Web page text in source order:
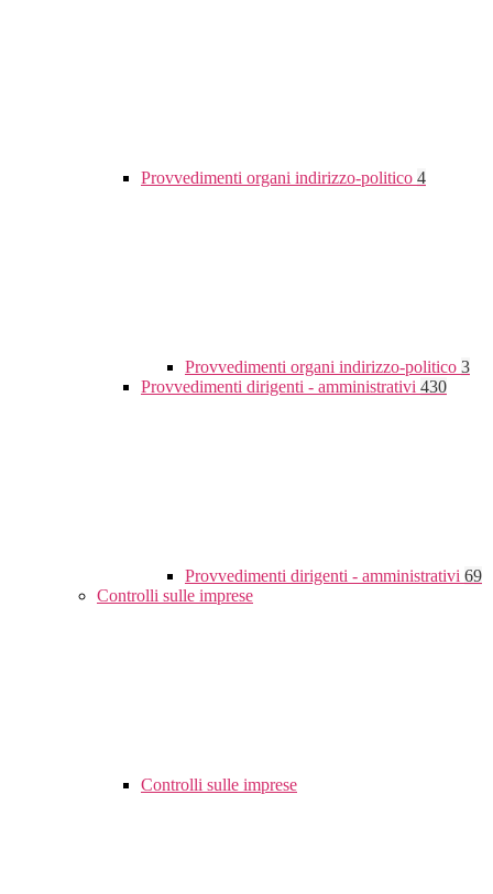
Provvedimenti organi indirizzo-politico 4
Provvedimenti organi indirizzo-politico 3
Provvedimenti dirigenti - amministrativi 430
Provvedimenti dirigenti - amministrativi 69
Controlli sulle imprese
Controlli sulle imprese